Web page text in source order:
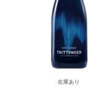
在庫あり